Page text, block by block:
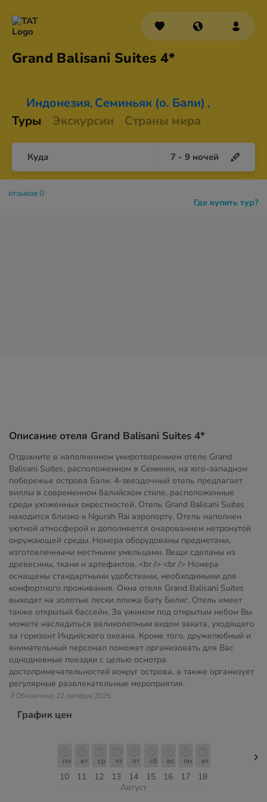
Grand Balisani Suites 4*
Индонезия, Семиньяк (о. Бали) ,
Туры Экскурсии Страны мира
Куда 7 - 9 ночей
Где купить тур?
отзывов 0
Описание отеля Grand Balisani Suites 4*
Отдохните в наполненном умиротворением отеле Grand
Balisani Suites, расположенном в Семиняк, на юго-западном
побережье острова Бали. 4-звездочный отель предлагает
виллы в современном балийском стиле, расположенные
среди ухоженных окрестностей. Отель Grand Balisani Suites
находится близко к Ngurah Rai аэропорту. Отель наполнен
уютной атмосферой и дополняется очарованием нетронутой
окружающей среды. Номера оборудованы предметами,
изготовленными местными умельцами. Вещи сделаны из
древесины, ткани и артефактов. <br /> <br /> Номера
оснащены стандартными удобствами, необходимыми для
комфортного проживания. Окна отеля Grand Balisani Suites
выходят на золотые пески пляжа Бату Белиг. Отель имеет
также открытый бассейн. За ужином под открытым небом Вы
можете насладиться великолепным видом заката, уходящего
за горизонт Индийского океана. Кроме того, дружелюбный и
внимательный персонал поможет организовать для Вас
однодневные поездки с целью осмотра
достопримечательностей вокруг острова, а также организует
регулярные развлекательные мероприятия.
// Обновлено 22 октября 2025
График цен
10
пн
11
вт
12
ср
13
чт
14
пт
15
сб
16
вс
17
пн
18
вт
Август